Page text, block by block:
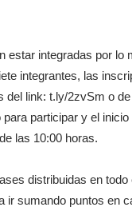
estar integradas por
integrantes, las
link: t.ly/2zvSm o
participar y el
las 10:00 horas.
distribuidas en
ir sumando puntos en